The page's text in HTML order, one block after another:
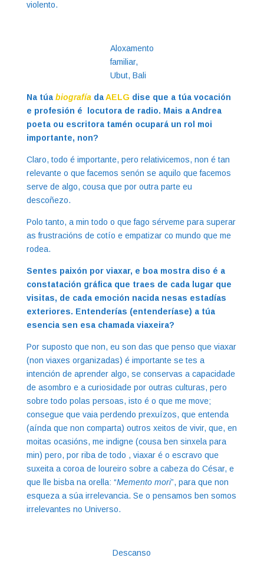
violento.
Aloxamento
familiar,
Ubut, Bali
Na túa biografía daAELG dise que a túa vocación
e profesión é locutora de radio. Mais a Andrea
poeta ou escritora tamén ocupará un rol moi
importante, non?
Claro, todo é importante, pero relativicemos, non é tan
relevante o que facemos senón se aquilo que facemos
serve de algo, cousa que por outra parte eu
descoñezo.
Polo tanto, a min todo o que fago sérveme para superar
as frustracións de cotío e empatizar co mundo que me
rodea.
Sentes paixón por viaxar, e boa mostra diso é a
constatación gráfica que traes de cada lugar que
visitas, de cada emoción nacida nesas estadías
exteriores. Entenderías (entenderíase) a túa
esencia sen esa chamada viaxeira?
Por suposto que non, eu son das que penso que viaxar
(non viaxes organizadas) é importante se tes a
intención de aprender algo, se conservas a capacidade
de asombro e a curiosidade por outras culturas, pero
sobre todo polas persoas, isto é o que me move;
consegue que vaia perdendo prexuízos, que entenda
(aínda que non comparta) outros xeitos de vivir, que, en
moitas ocasións, me indigne (cousa ben sinxela para
min) pero, por riba de todo , viaxar é o escravo que
suxeita a coroa de loureiro sobre a cabeza do César, e
que lle bisba na orella: “Memento mori”, para que non
esqueza a súa irrelevancia. Se o pensamos ben somos
irrelevantes no Universo.
Descanso